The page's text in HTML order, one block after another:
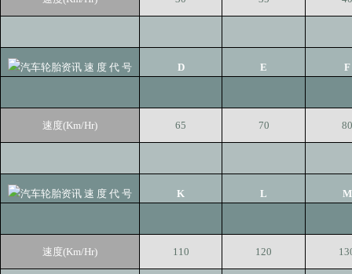
速 度 代 号 D E F
速度(Km/Hr) 65 70 80
速 度 代 号 K L M
速度(Km/Hr) 110 120